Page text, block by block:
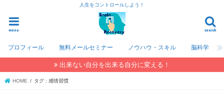
人生をコントロールしよう！
search
menu
プロフィール 無料メールセミナー ノウハウ・スキル 脳科学
出来ない自分を出来る自分に変える！
HOME タグ : 感情習慣